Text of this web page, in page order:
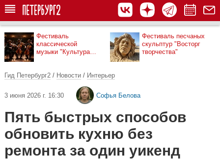
Фестиваль
классической
музыки "Культура
Фестиваль песчаных
скульптур "Восторг
творчества"
Гид Петербург2 / Новости / Интерьер
3 июня 2026 г. 16:30 Софья Белова
Пять быстрых способов
обновить кухню без
ремонта за один уикенд